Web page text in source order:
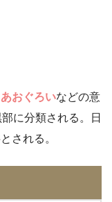
おぐろいなどの意
に分類される。日
される。